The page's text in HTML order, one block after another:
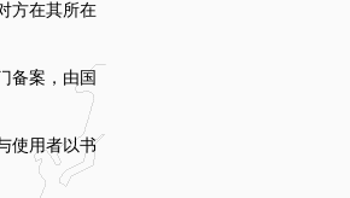
方在其所在
备案，由国
使用者以书